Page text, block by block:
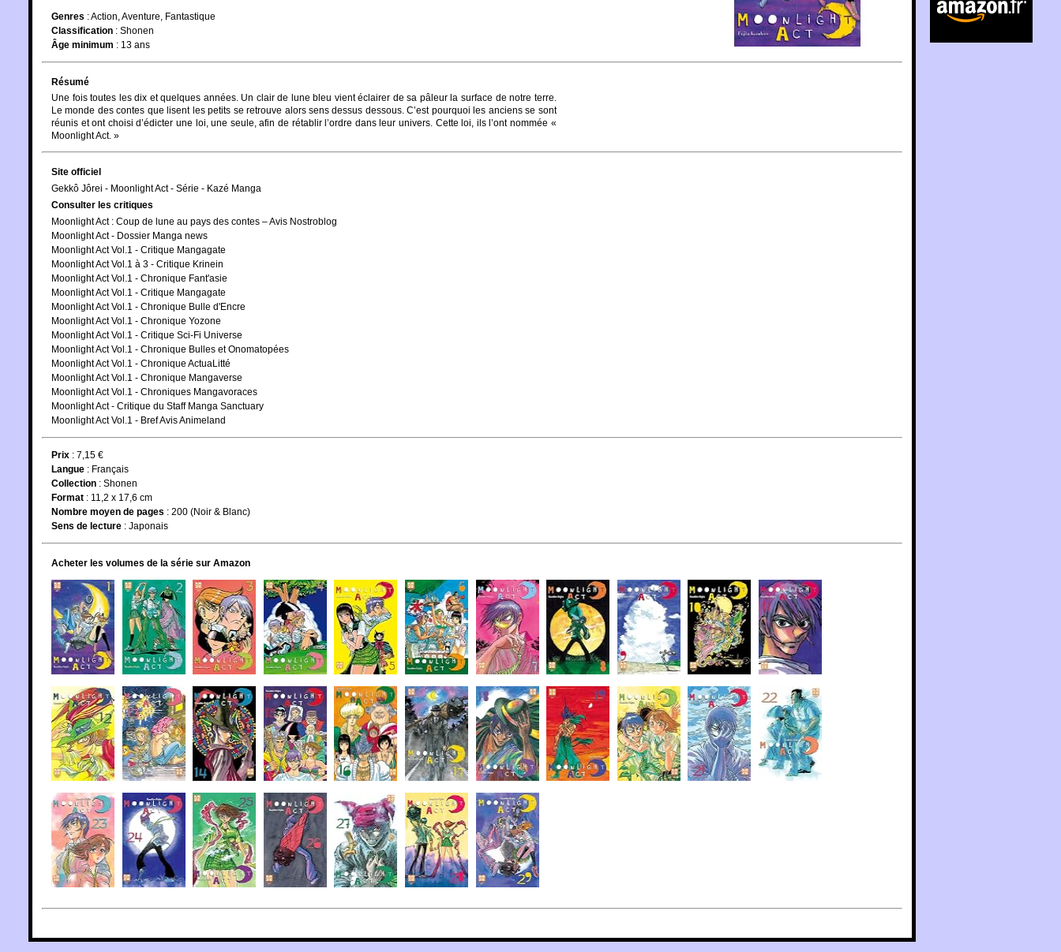
Genres :Action Aventure Fantastique
Classification : Shonen
Âge minimum : 13 ans
Résumé
Une fois toutes les dix et quelques années. Un clair de lune bleu vient éclairer de sa pâleur la surface de notre terre.
Le monde des contes que lisent les petits se retrouve alors sens dessus dessous. C’est pourquoi les anciens se sont
réunis et ont choisi d’édicter une loi, une seule, afin de rétablir l’ordre dans leur univers. Cette loi, ils l’ont nommée «
Moonlight Act. »
Site officiel
Gekkô Jôrei - Moonlight Act - Série - Kazé Manga
Consulter les critiques
Moonlight Act : Coup de lune au pays des contes – Avis Nostroblog
Moonlight Act - Dossier Manga news
Moonlight Act Vol.1 - Critique Mangagate
Moonlight Act Vol.1 à 3 - Critique Krinein
Moonlight Act Vol.1 - Chronique Fant'asie
Moonlight Act Vol.1 - Critique Mangagate
Moonlight Act Vol.1 - Chronique Bulle d'Encre
Moonlight Act Vol.1 - Chronique Yozone
Moonlight Act Vol.1 - Critique Sci-Fi Universe
Moonlight Act Vol.1 - Chronique Bulles et Onomatopées
Moonlight Act Vol.1 - Chronique ActuaLitté
Moonlight Act Vol.1 - Chronique Mangaverse
Moonlight Act Vol.1 - Chroniques Mangavoraces
Moonlight Act - Critique du Staff Manga Sanctuary
Moonlight Act Vol.1 - Bref Avis Animeland
Prix : 7,15 €
Langue : Français
Collection : Shonen
Format : 11,2 x 17,6 cm
Nombre moyen de pages : 200 (Noir & Blanc)
Sens de lecture : Japonais
Acheter les volumes de la série sur Amazon